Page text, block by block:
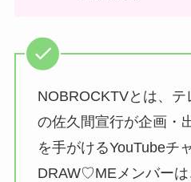
NOBROCKTVとは、
の佐久間宣行が企画・
を手がけるYouTubeチ
DRAW♡MEメンバー